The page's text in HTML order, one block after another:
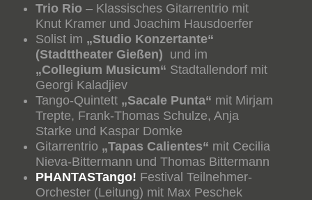
Trio Rio – Klassisches Gitarrentrio mit
Knut Kramer und Joachim Hausdoerfer
Solist im „Studio Konzertante“
(Stadttheater Gießen) und im
„Collegium Musicum“ Stadtallendorf mit
Georgi Kaladjiev
Tango-Quintett „Sacale Punta“ mit Mirjam
Trepte, Frank-Thomas Schulze, Anja
Starke und Kaspar Domke
Gitarrentrio „Tapas Calientes“ mit Cecilia
Nieva-Bittermann und Thomas Bittermann
PHANTASTango! Festival Teilnehmer-
Orchester (Leitung) mit Max Peschek